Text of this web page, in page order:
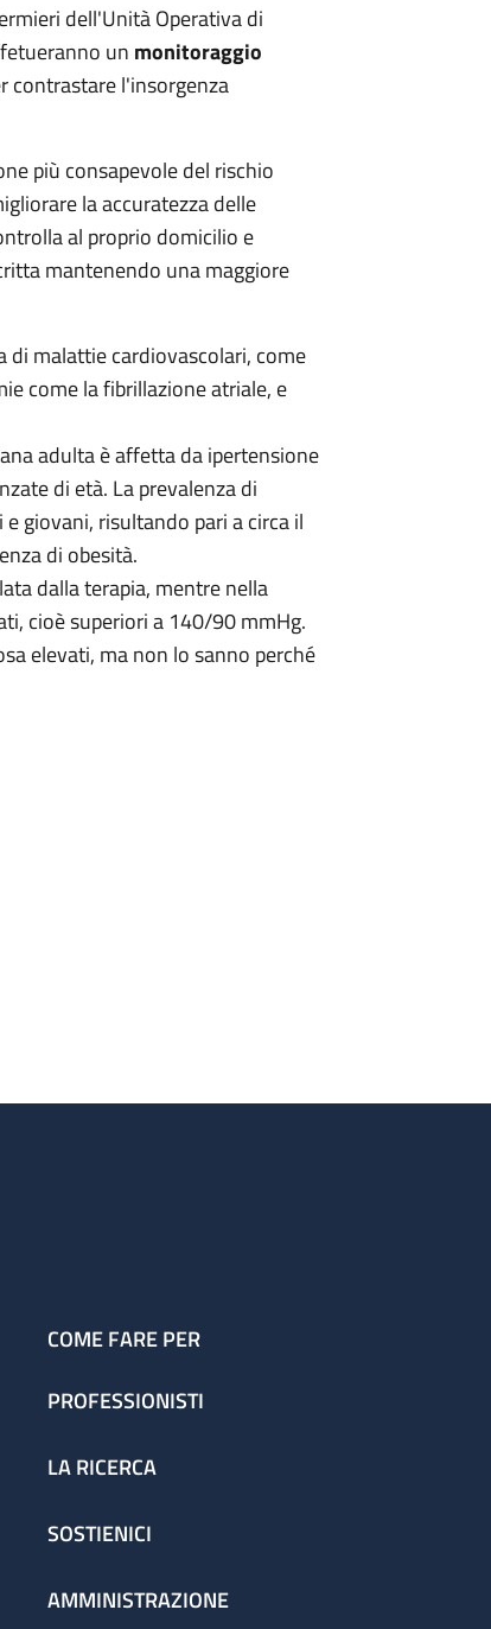
dell'Unità Operativa di
un monitoraggio
contrastare l'insorgenza
più consapevole del rischio
la accuratezza delle
al proprio domicilio e
mantenendo una maggiore
di malattie cardiovascolari, come
come la fibrillazione atriale, e
adulta è affetta da ipertensione
di età. La prevalenza di
giovani, risultando pari a circa il
di obesità.
dalla terapia, mentre nella
cioè superiori a 140/90 mmHg.
elevati, ma non lo sanno perché
COME FARE PER
PROFESSIONISTI
LA RICERCA
SOSTIENICI
AMMINISTRAZIONE